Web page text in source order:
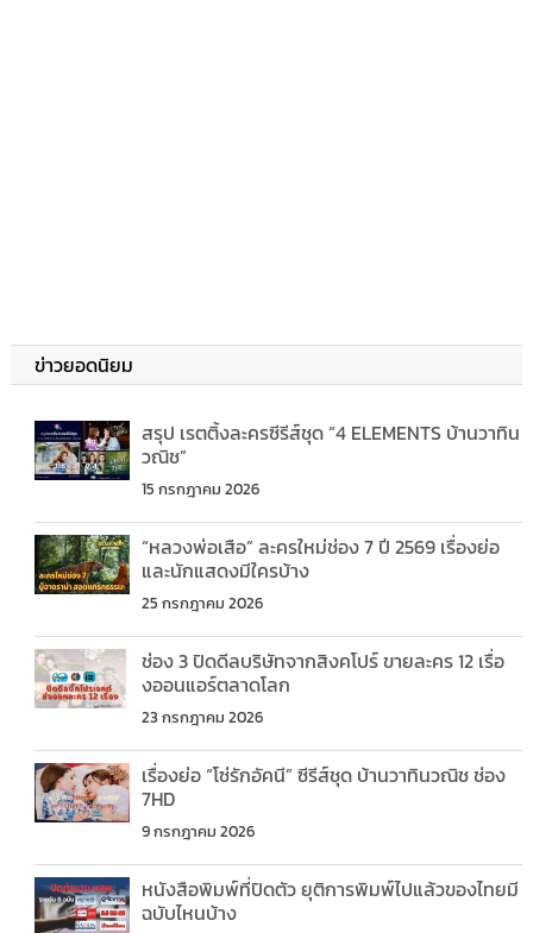
ข่าวยอดนิยม
สรุป เรตติ้งละครซีรีส์ชุด “4 ELEMENTS บ้านวาทิน
วณิช”
15 กรกฎาคม 2026
“หลวงพ่อเสือ” ละครใหม่ช่อง 7 ปี 2569 เรื่องย่อ
และนักแสดงมีใครบ้าง
25 กรกฎาคม 2026
ช่อง 3 ปิดดีลบริษัทจากสิงคโปร์ ขายละคร 12 เรื่อ
งออนแอร์ตลาดโลก
23 กรกฎาคม 2026
เรื่องย่อ “โซ่รักอัคนี” ซีรีส์ชุด บ้านวาทินวณิช ช่อง
7HD
9 กรกฎาคม 2026
หนังสือพิมพ์ที่ปิดตัว ยุติการพิมพ์ไปแล้วของไทยมี
ฉบับไหนบ้าง